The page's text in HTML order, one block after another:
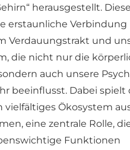
herausgestellt.
erstaunliche Verbindung
Verdauungstrakt und
die nicht nur die
auch unsere
beeinflusst. Dabei spielt
vielfältiges Ökosystem
eine zentrale Rolle,
Funktionen